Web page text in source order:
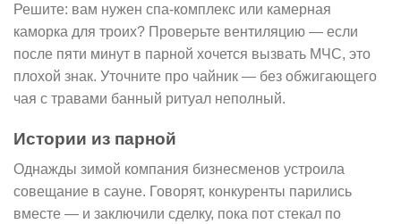
Решите: вам нужен спа-комплекс или камерная
каморка для троих? Проверьте вентиляцию — если
после пяти минут в парной хочется вызвать МЧС, это
плохой знак. Уточните про чайник — без обжигающего
чая с травами банный ритуал неполный.
Истории из парной
Однажды зимой компания бизнесменов устроила
совещание в сауне. Говорят, конкуренты парились
вместе — и заключили сделку, пока пот стекал по